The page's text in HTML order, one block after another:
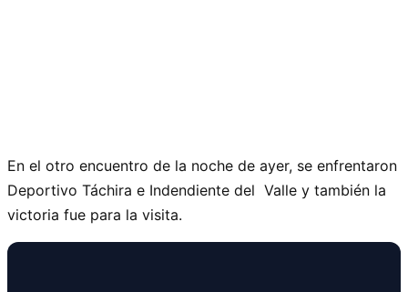
En el otro encuentro de la noche de ayer, se enfrentaron
Deportivo Táchira e Indendiente del Valle y también la
victoria fue para la visita.